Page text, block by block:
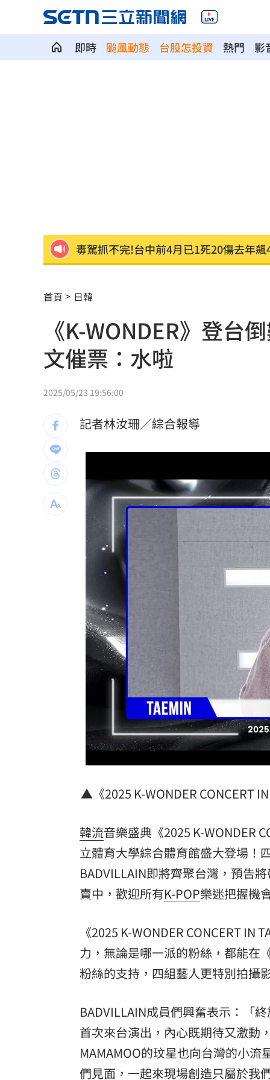
即時 颱風動態 台股怎投資 熱門 影
20%下架誰說的？張惇涵：專家會議討
張韶涵來了！悲慟現身化妝師小薇告別
議員：台中宣導AI圖，主管機關配中國
高檢署主任轟「雞同鴨講」 黃偉哲反
東發號遭灌負評破2萬則！老饕真實心得
天后化妝師告別式 江蕙、張惠妹花籃
父代簽…兒「14天教召不去」付出慘痛
許忠信質詢炫耀飛行夾克！陳清龍回應
營養午餐「廚餘給弱勢吃」？蔣萬安回
Amelie’s Bagel「野生藍莓貝果」新登
連上路都不行 卻是拍賣會的夢幻逸品
馬斯克喊獨家指定！輝達秀慶祝行情
報公帳買碳粉自用 國中會計主任逆轉
台灣彩券開獎直播中 20:31
LIVE三立+24小時直播 15:27
三立iNEWS新聞台線上直播 18:00
父親節送會拉筋的按摩椅 爸爸「筋歡
油品食安事件引關注 挑選保健食品要注
罕病博士彭士齊 輪椅上的生命覺醒！
酷澎「爸氣父親節」國際官方品牌齊聚
首頁 日韓
《K-WONDER》登
文催票：水啦
2025/05/23 19:56:00
記者林汝珊／綜合報導
▲《2025 K-WONDER CONCERT
韓流音樂盛典《2025 K-WONDER
立體育大學綜合體育館盛大登場！
BADVILLAIN即將齊聚台灣，預告
賣中，歡迎所有K-POP樂迷把握機
《2025 K-WONDER CONCERT
力，無論是哪一派的粉絲，都能在
粉絲的支持，四組藝人更特別拍攝
BADVILLAIN成員們興奮表示：「
首次來台演出，內心既期待又激動
MAMAMOO的玟星也向台灣的小流
們見面，一起來現場創造只屬於我